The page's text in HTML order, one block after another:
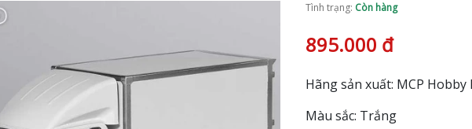
Tình trạng: Còn hàng
895.000 đ
Hãng sản xuất: MCP Hobby
Màu sắc: Trắng